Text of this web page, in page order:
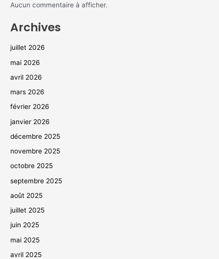
Aucun commentaire à afficher.
Archives
juillet 2026
mai 2026
avril 2026
mars 2026
février 2026
janvier 2026
décembre 2025
novembre 2025
octobre 2025
septembre 2025
août 2025
juillet 2025
juin 2025
mai 2025
avril 2025